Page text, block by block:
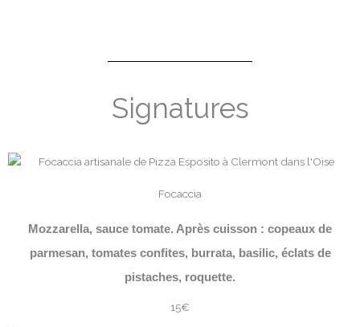
Signatures
Focaccia
Mozzarella, sauce tomate. Après cuisson : copeaux de
parmesan, tomates confites, burrata, basilic, éclats de
pistaches, roquette.
15€